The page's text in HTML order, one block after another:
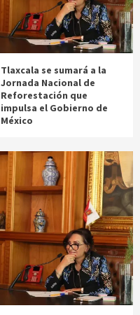
Tlaxcala se sumará a la
Jornada Nacional de
Reforestación que
impulsa el Gobierno de
México